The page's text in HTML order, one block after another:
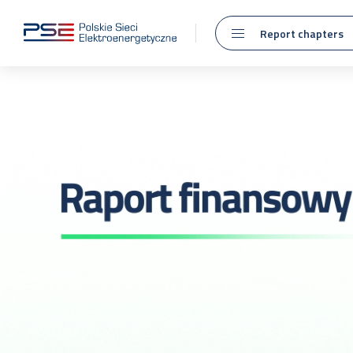
Report chapters